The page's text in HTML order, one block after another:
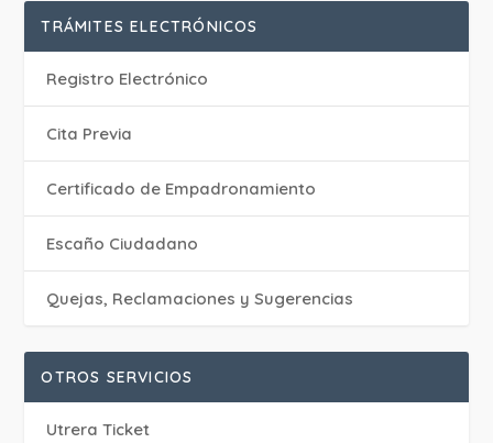
TRÁMITES ELECTRÓNICOS
Registro Electrónico
Cita Previa
Certificado de Empadronamiento
Escaño Ciudadano
Quejas, Reclamaciones y Sugerencias
OTROS SERVICIOS
Utrera Ticket